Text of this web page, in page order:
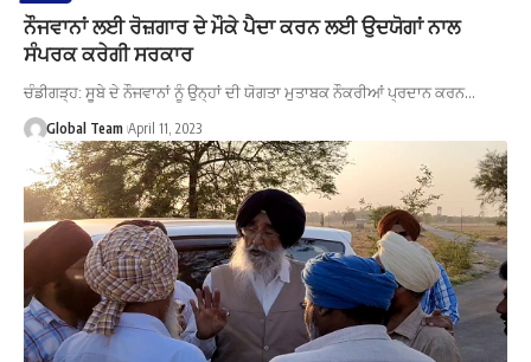
ਨੌਜਵਾਨਾਂ ਲਈ ਰੋਜ਼ਗਾਰ ਦੇ ਮੌਕੇ ਪੈਦਾ ਕਰਨ ਲਈ ਉਦਯੋਗਾਂ ਨਾਲ
ਸੰਪਰਕ ਕਰੇਗੀ ਸਰਕਾਰ
ਚੰਡੀਗੜ੍ਹ: ਸੂਬੇ ਦੇ ਨੌਜਵਾਨਾਂ ਨੂੰ ਉਨ੍ਹਾਂ ਦੀ ਯੋਗਤਾ ਮੁਤਾਬਕ ਨੌਕਰੀਆਂ ਪ੍ਰਦਾਨ ਕਰਨ…
Global Team April 11, 2023